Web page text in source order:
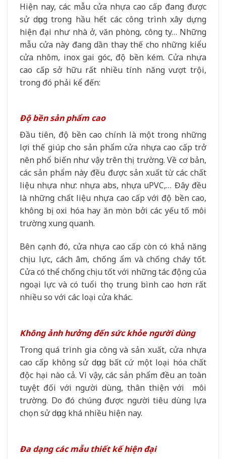
Hiện nay, các mẫu cửa nhựa cao cấp đang được
sử dụng trong hầu hết các công trình xây dựng
hiện đại như nhà ở, văn phòng, công ty… Những
mẫu cửa này đang dần thay thế cho những kiểu
cửa nhôm, inox gai góc, độ bền kém. Cửa nhựa
cao cấp sở hữu rất nhiều tính năng vượt trội,
trong đó phải kể đến:
Độ bền sản phẩm cao
Đầu tiên, độ bền cao chính là một trong những
lợi thế giúp cho sản phẩm cửa nhựa cao cấp trở
nên phổ biến như vậy trên thị trường. Về cơ bản,
các sản phẩm này đều được sản xuất từ các chất
liệu nhựa như: nhựa abs, nhựa uPVC,… Đây đều
là những chất liệu nhựa cao cấp với độ bền cao,
không bị oxi hóa hay ăn mòn bởi các yếu tố môi
trường xung quanh.
Bên cạnh đó, cửa nhựa cao cấp còn có khả năng
chịu lực, cách âm, chống ẩm và chống cháy tốt.
Cửa có thể chống chịu tốt với những tác động của
ngoại lực và có tuổi thọ trung bình cao hơn rất
nhiều so với các loại cửa khác.
Không ảnh hưởng đến sức khỏe người dùng
Trong quá trình gia công và sản xuất, cửa nhựa
cao cấp không sử dụng bất cứ một loại hóa chất
độc hại nào cả. Vì vậy, các sản phẩm đều an toàn
tuyệt đối với người dùng, thân thiện với môi
trường. Do đó chúng được người tiêu dùng lựa
chọn sử dụng khá nhiều hiện nay.
Đa dạng các mẫu thiết kế hiện đại